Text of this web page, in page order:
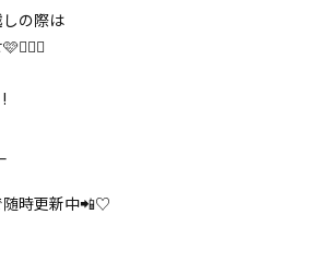
の際は
随時更新中📲♡